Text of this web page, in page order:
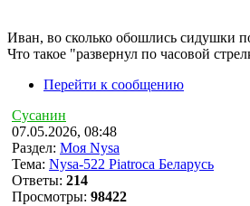
Иван, во сколько обошлись сидушки
Что такое "развернул по часовой
Перейти к сообщению
Сусанин
07.05.2026, 08:48
Раздел: Моя Nysa
Тема: Nysa-522 Piatroca Беларусь
Ответы: 214
Просмотры: 98422